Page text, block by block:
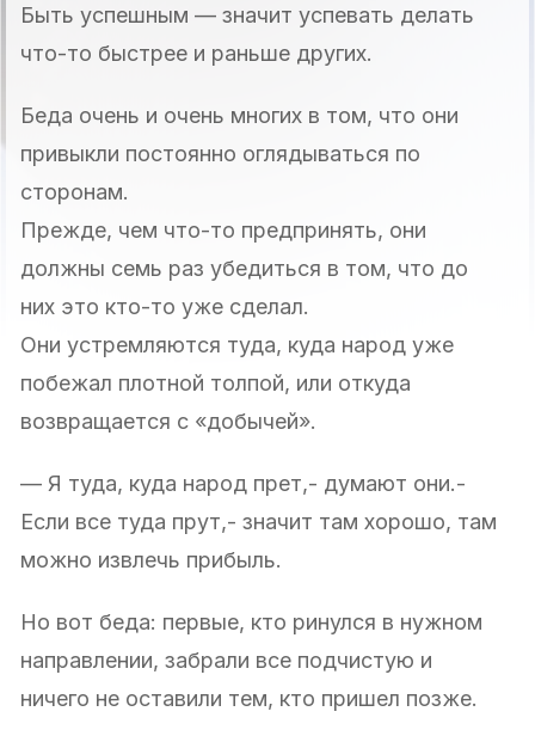
Быть успешным — значит успевать делать
что-то быстрее и раньше других.
Беда очень и очень многих в том, что они
привыкли постоянно оглядываться по
сторонам.
Прежде, чем что-то предпринять, они
должны семь раз убедиться в том, что до
них это кто-то уже сделал.
Они устремляются туда, куда народ уже
побежал плотной толпой, или откуда
возвращается с «добычей».
— Я туда, куда народ прет,- думают они.-
Если все туда прут,- значит там хорошо, там
можно извлечь прибыль.
Но вот беда: первые, кто ринулся в нужном
направлении, забрали все подчистую и
ничего не оставили тем, кто пришел позже.